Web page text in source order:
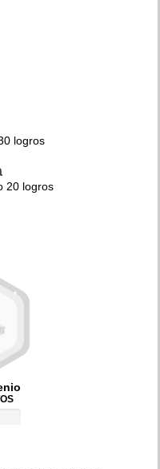
logros
20 logros